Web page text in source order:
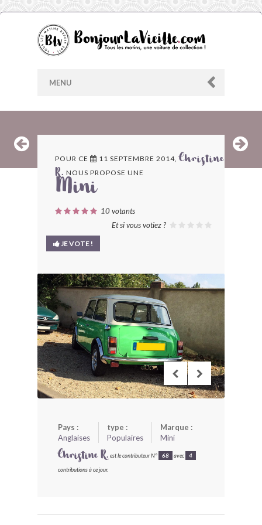
MENU
ARCHIVES
LES CONTRIBUTEURS
LE BLOG
BONJOURLAVIEILLE ?
MODÈLES ET MARQUES
COMMENT FONCTIONNE BLV ?
POUR CE 11 SEPTEMBRE 2014,Christine
R. NOUS PROPOSE UNE
Mini
10votants
Et si vous votiez ?
JE VOTE !
Pays :
Anglaises
type :
Populaires
Marque :
Mini
Christine R. est le contributeur N° 68 avec 4
contributions à ce jour.